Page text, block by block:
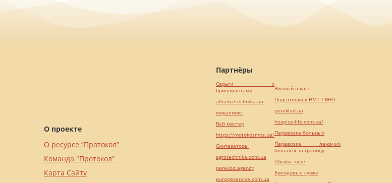
О проекте
О ресурсе “Протокол”
Команда "Протокол"
Карта Сайту
Партнёры
Серьги с
бриллиантами
alliancetechnika.ua
миралинкс
Веб мастер
https://motokosmos.ua/
Синтезаторы
agrotechnika.com.ua
perevod.agency
europeservice.com.ua
Винный шкаф
Подготовка к НМТ / ВНО
pereklad.ua
hospice-life.com.ua/
Перевозка больных
Перевозка лежачих
больных за границу
Шкафы купе
Брендовые сумки